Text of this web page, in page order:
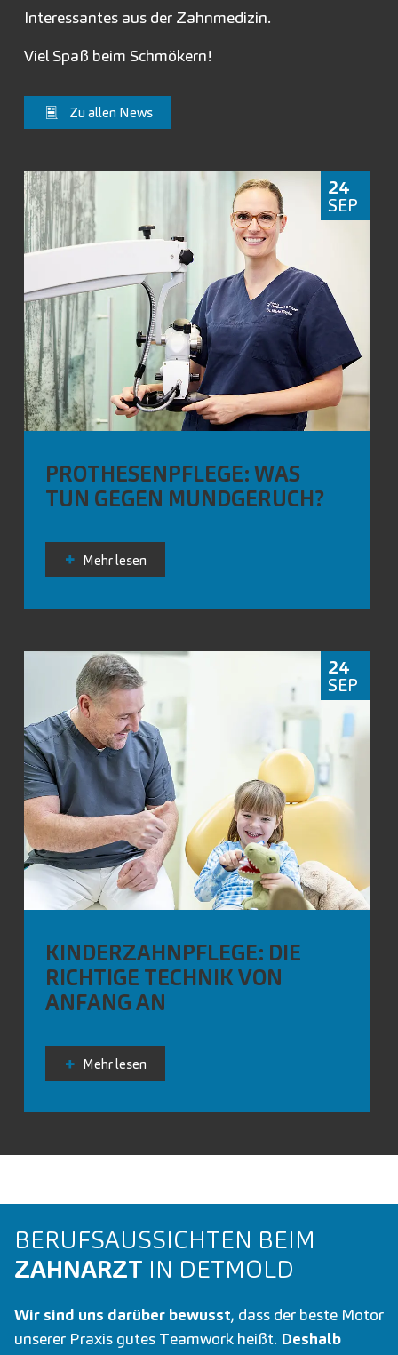
Interessantes aus der Zahnmedizin.
Viel Spaß beim Schmökern!
Zu allen News
24
SEP
PROTHESENPFLEGE: WAS
TUN GEGEN MUNDGERUCH?
Mehr lesen
24
SEP
KINDERZAHNPFLEGE: DIE
RICHTIGE TECHNIK VON
ANFANG AN
Mehr lesen
BERUFS­AUS­SICHTEN BEIM
ZAHNARZT IN DETMOLD
Wir sind uns darüber bewusst, dass der beste Motor
unserer Praxis gutes Teamwork heißt. Deshalb